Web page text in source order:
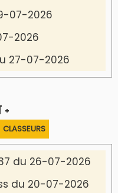
07-2026
2026
27-07-2026
+
CLASSEURS
du 26-07-2026
du 20-07-2026